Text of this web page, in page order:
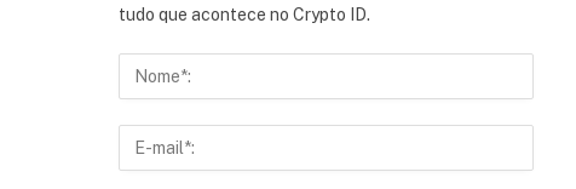
tudo que acontece no Crypto ID.